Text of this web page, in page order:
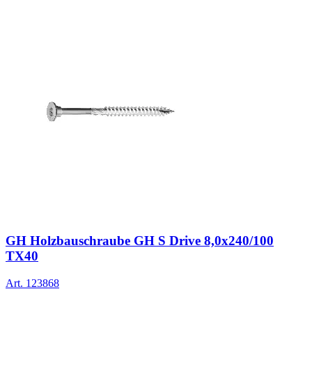
GH Holzbauschraube GH S Drive 8,0x240/100
TX40
Art. 123868